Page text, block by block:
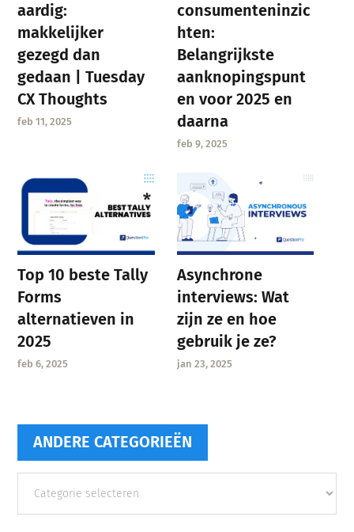
aardig:
makkelijker
gezegd dan
gedaan | Tuesday
CX Thoughts
feb 11, 2025
consumenteninzic
hten:
Belangrijkste
aanknopingspunt
en voor 2025 en
daarna
feb 9, 2025
Top 10 beste Tally
Forms
alternatieven in
2025
feb 6, 2025
Asynchrone
interviews: Wat
zijn ze en hoe
gebruik je ze?
jan 23, 2025
ANDERE CATEGORIEËN
categorieën